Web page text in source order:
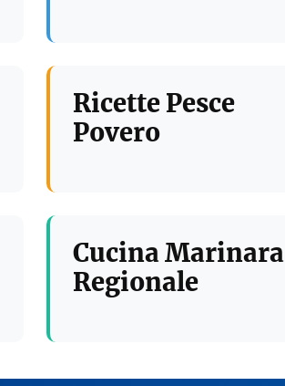
Ricette Pesce
Povero
Cucina Marinara
Regionale